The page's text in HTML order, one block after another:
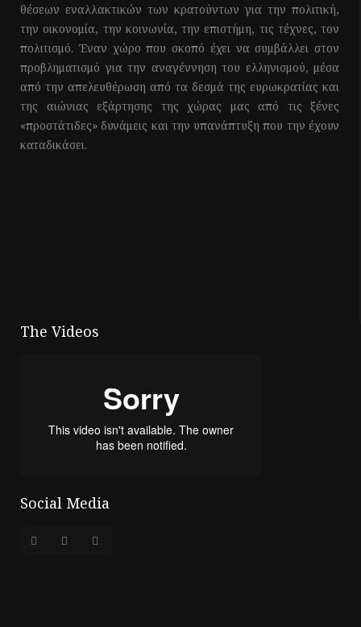
θέσεων εναλλακτικών των κρατούντων για την πολιτική,
την οικονομία, την κοινωνία, την επιστήμη, τις τέχνες, τον
πολιτισμό. Έναν χώρο που σκοπό έχει να συμβάλλει στον
προβληματισμό για την αναγέννηση του ελληνισμού, μέσα
από την απελευθέρωση από τα δεσμά της ευρωκρατίας και
της αιώνιας εξάρτησης της χώρας μας από τις ξένες
«προστάτιδες» δυνάμεις και την υπανάπτυξη που την έχουν
καταδικάσει.
The Videos
Social Media